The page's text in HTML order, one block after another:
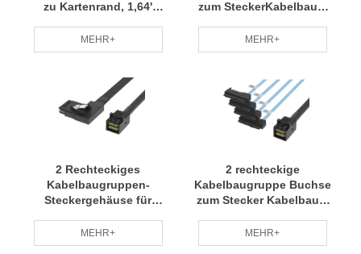
zu Kartenrand, 1,64'
Kleinserien-Anpassung,
professionelles Team RCD
MEHR+
zum SteckerKabelbaum
Professionelles Team RCD
MEHR+
2 Rechteckiges
Kabelbaugruppen-
Steckergehäuse für
Kleinserien-Anfertigung
Professionelles Team RCD
MEHR+
2 rechteckige
Kabelbaugruppe Buchse
zum Stecker Kabelbaum
Professionelles Team RCD
MEHR+